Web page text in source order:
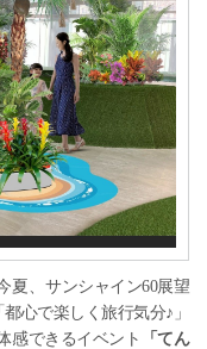
夏、サンシャイン60展望
心で楽しく旅行気分♪」
感できるイベント
「てん